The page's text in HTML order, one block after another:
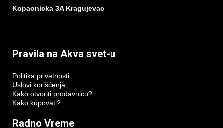
Kopaonicka 3A Kragujevac
Pravila na Akva svet-u
Politika privatnosti
Uslovi korišćenja
Kako otvoriti prodavnicu?
Kako kupovati?
Radno Vreme